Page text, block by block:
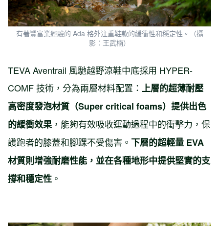
有著豐富業經驗的 Ada 格外注重鞋款的緩衝性和穩定性。（攝
影：王武楠）
TEVA Aventrail 風馳越野涼鞋中底採用 HYPER-
COMF 技術，分為兩層材料配置： 上層的超薄耐壓
高密度發泡材質（Super critical foams）提供出色
的緩衝效果 ，能夠有效吸收運動過程中的衝擊力，保
護跑者的膝蓋和腳踝不受傷害。 下層的超輕量 EVA
材質則增強耐磨性能，並在各種地形中提供堅實的支
撐和穩定性 。